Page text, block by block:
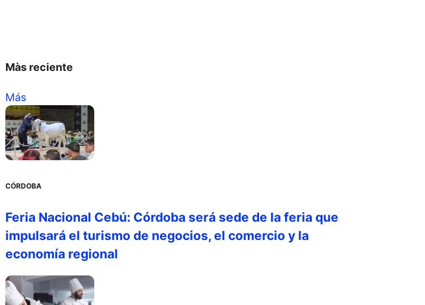
Màs reciente
Más
CÓRDOBA
Feria Nacional Cebú: Córdoba será sede de la feria que
impulsará el turismo de negocios, el comercio y la
economía regional